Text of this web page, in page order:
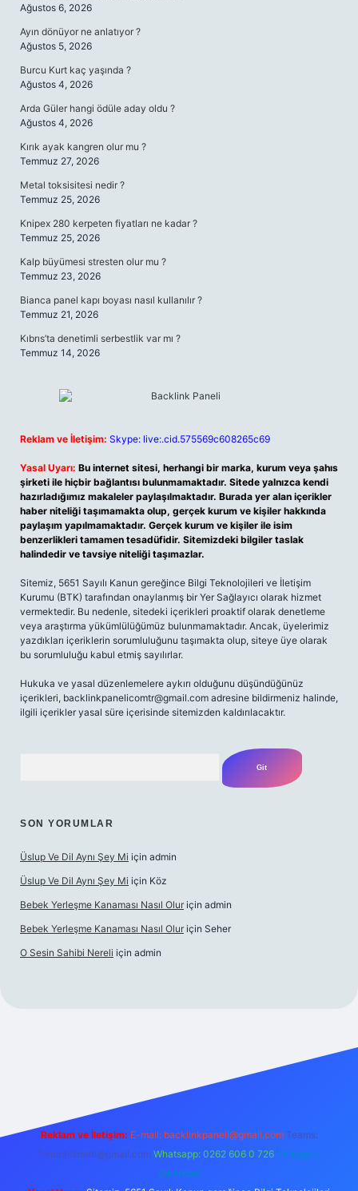
Ağustos 6, 2026
Ayın dönüyor ne anlatıyor ?
Ağustos 5, 2026
Burcu Kurt kaç yaşında ?
Ağustos 4, 2026
Arda Güler hangi ödüle aday oldu ?
Ağustos 4, 2026
Kırık ayak kangren olur mu ?
Temmuz 27, 2026
Metal toksisitesi nedir ?
Temmuz 25, 2026
Knipex 280 kerpeten fiyatları ne kadar ?
Temmuz 25, 2026
Kalp büyümesi stresten olur mu ?
Temmuz 23, 2026
Bianca panel kapı boyası nasıl kullanılır ?
Temmuz 21, 2026
Kıbrıs’ta denetimli serbestlik var mı ?
Temmuz 14, 2026
Reklam ve İletişim: Skype: live:.cid.575569c608265c69
Yasal Uyarı: Bu internet sitesi, herhangi bir marka, kurum veya şahıs
şirketi ile hiçbir bağlantısı bulunmamaktadır. Sitede yalnızca kendi
hazırladığımız makaleler paylaşılmaktadır. Burada yer alan içerikler
haber niteliği taşımamakta olup, gerçek kurum ve kişiler hakkında
paylaşım yapılmamaktadır. Gerçek kurum ve kişiler ile isim
benzerlikleri tamamen tesadüfidir. Sitemizdeki bilgiler taslak
halindedir ve tavsiye niteliği taşımazlar.
Sitemiz, 5651 Sayılı Kanun gereğince Bilgi Teknolojileri ve İletişim
Kurumu (BTK) tarafından onaylanmış bir Yer Sağlayıcı olarak hizmet
vermektedir. Bu nedenle, sitedeki içerikleri proaktif olarak denetleme
veya araştırma yükümlülüğümüz bulunmamaktadır. Ancak, üyelerimiz
yazdıkları içeriklerin sorumluluğunu taşımakta olup, siteye üye olarak
bu sorumluluğu kabul etmiş sayılırlar.
Hukuka ve yasal düzenlemelere aykırı olduğunu düşündüğünüz
içerikleri, backlinkpanelicomtr@gmail.com adresine bildirmeniz halinde,
ilgili içerikler yasal süre içerisinde sitemizden kaldırılacaktır.
SON YORUMLAR
Üslup Ve Dil Aynı Şey Mi için admin
Üslup Ve Dil Aynı Şey Mi için Köz
Bebek Yerleşme Kanaması Nasıl Olur için admin
Bebek Yerleşme Kanaması Nasıl Olur için Seher
O Sesin Sahibi Nereli için admin
Reklam ve İletişim: E-mail: backlinkpaneli@gmail.com Teams:
forumhizmeti@gmail.com Whatsapp: 0262 606 0 726 Telegram:
@karabul